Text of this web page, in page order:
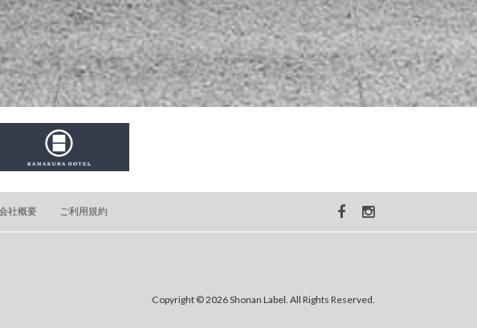
社概要 ご利用規約
Copyright © 2026 Shonan Label. All Rights Reserved.